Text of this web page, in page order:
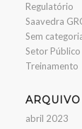
Regulatório
Saavedra
Sem
Setor Público
Treinamento
ARQUIVO
abril 2023